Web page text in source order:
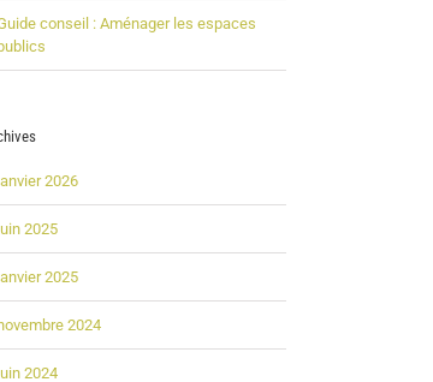
conseil : Aménager les espaces
2026
2025
2025
2024
2024